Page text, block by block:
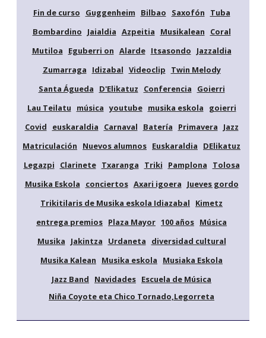
Fin de curso
Guggenheim Bilbao Saxofón
Tuba
Bombardino
Jaialdia Azpeitia Musikalean
Coral
Mutiloa
Eguberri on Alarde Itsasondo
Jazzaldia
Zumarraga
Idizabal Videoclip
Twin Melody
Santa Águeda
D'Elikatuz Conferencia
Goierri
Lau Teilatu
música youtube musika eskola
goierri
Covid
euskaraldia Carnaval Batería Primavera
Jazz
Matriculación
Nuevos alumnos Euskaraldia
DElikatuz
Legazpi
Clarinete Txaranga Triki Pamplona
Tolosa
Musika Eskola
conciertos Axari igoera
Jueves gordo
Trikitilaris de Musika eskola Idiazabal
Kimetz
entrega premios Plaza Mayor 100 años Música
Musika
Jakintza Urdaneta
diversidad cultural
Musika Kalean
Musika eskola
Musiaka Eskola
Jazz Band
Navidades Escuela de Música
Niña Coyote eta Chico Tornado,Legorreta